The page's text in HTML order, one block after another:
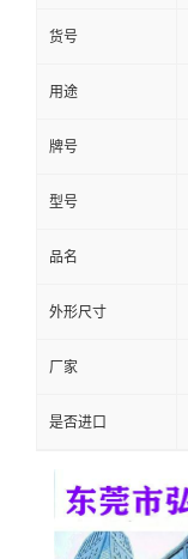
留
言
货号
用途
牌号
型号
品名
外形尺寸
厂家
是否进口